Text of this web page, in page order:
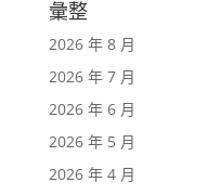
彙整
2026 年 8 月
2026 年 7 月
2026 年 6 月
2026 年 5 月
2026 年 4 月